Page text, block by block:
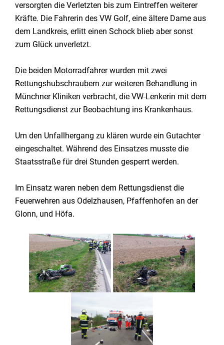
versorgten die Verletzten bis zum Eintreffen weiterer
Kräfte. Die Fahrerin des VW Golf, eine ältere Dame aus
dem Landkreis, erlitt einen Schock blieb aber sonst
zum Glück unverletzt.
Die beiden Motorradfahrer wurden mit zwei
Rettungshubschraubern zur weiteren Behandlung in
Münchner Kliniken verbracht, die VW-Lenkerin mit dem
Rettungsdienst zur Beobachtung ins Krankenhaus.
Um den Unfallhergang zu klären wurde ein Gutachter
eingeschaltet. Während des Einsatzes musste die
Staatsstraße für drei Stunden gesperrt werden.
Im Einsatz waren neben dem Rettungsdienst die
Feuerwehren aus Odelzhausen, Pfaffenhofen an der
Glonn, und Höfa.